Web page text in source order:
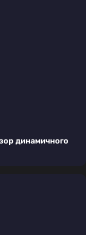
динамичного